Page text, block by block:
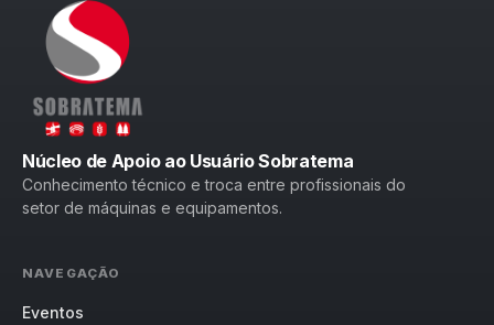
Núcleo de Apoio ao Usuário Sobratema
Conhecimento técnico e troca entre profissionais do
setor de máquinas e equipamentos.
NAVEGAÇÃO
Eventos